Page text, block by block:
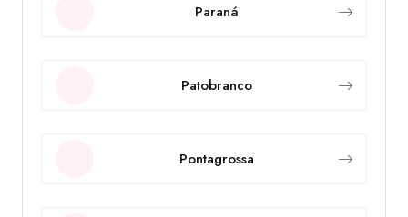
Paraná
Patobranco
Pontagrossa